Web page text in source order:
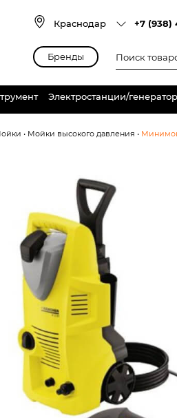
Краснодар +7 (938)
Бренды товаров
Электростанции/
• Мойки высокого давления •